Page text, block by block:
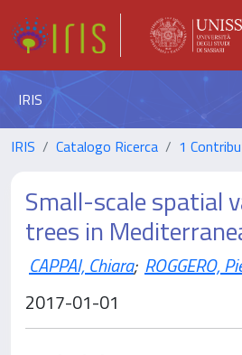
IRIS
IRIS Catalogo Ricerca 1
Small-scale spatial
trees in
CAPPAI, Chiara; ROGGERO,
2017-01-01